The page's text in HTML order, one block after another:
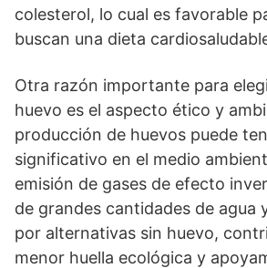
colesterol, lo cual es favorable
buscan una dieta
Otra razón importante para
huevo es el aspecto ético y
producción de huevos puede
significativo en el medio
emisión de gases de efecto
de grandes cantidades de agua
por alternativas sin huevo,
menor huella ecológica y